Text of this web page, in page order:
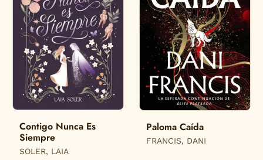
Contigo Nunca Es
Siempre
SOLER, LAIA
Paloma Caída
FRANCIS, DANI